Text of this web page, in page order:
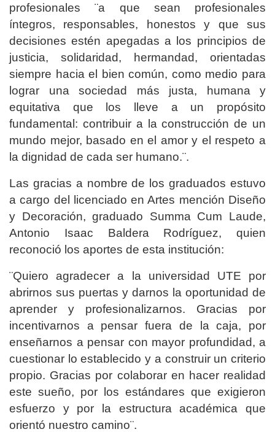
profesionales ¨a que sean profesionales
íntegros, responsables, honestos y que sus
decisiones estén apegadas a los principios de
justicia, solidaridad, hermandad, orientadas
siempre hacia el bien común, como medio para
lograr una sociedad más justa, humana y
equitativa que los lleve a un propósito
fundamental: contribuir a la construcción de un
mundo mejor, basado en el amor y el respeto a
la dignidad de cada ser humano.¨.
Las gracias a nombre de los graduados estuvo
a cargo del licenciado en Artes mención Diseño
y Decoración, graduado Summa Cum Laude,
Antonio Isaac Baldera Rodríguez, quien
reconoció los aportes de esta institución:
¨Quiero agradecer a la universidad UTE por
abrirnos sus puertas y darnos la oportunidad de
aprender y profesionalizarnos. Gracias por
incentivarnos a pensar fuera de la caja, por
enseñarnos a pensar con mayor profundidad, a
cuestionar lo establecido y a construir un criterio
propio. Gracias por colaborar en hacer realidad
este sueño, por los estándares que exigieron
esfuerzo y por la estructura académica que
orientó nuestro camino¨.